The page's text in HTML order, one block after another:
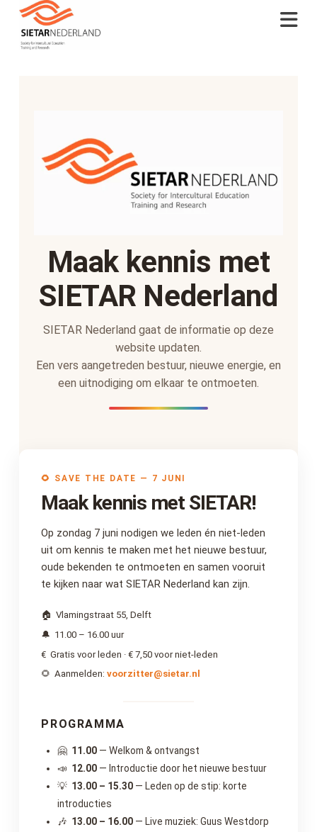
Maak kennis met
SIETAR Nederland
SIETAR Nederland gaat de informatie op deze
website updaten.
Een vers aangetreden bestuur, nieuwe energie, en
een uitnodiging om elkaar te ontmoeten.
🌻 SAVE THE DATE — 7 JUNI
Maak kennis met SIETAR!
Op zondag 7 juni nodigen we leden én niet-leden
uit om kennis te maken met het nieuwe bestuur,
oude bekenden te ontmoeten en samen vooruit
te kijken naar wat SIETAR Nederland kan zijn.
🏠 Vlamingstraat 55, Delft
🔔 11.00 – 16.00 uur
€ Gratis voor leden · € 7,50 voor niet-leden
🌻 Aanmelden:voorzitter@sietar.nl
PROGRAMMA
🤗 11.00 — Welkom & ontvangst
📣 12.00 — Introductie door het nieuwe bestuur
💡 13.00 – 15.30 — Leden op de stip: korte
introducties
🎶 13.00 – 16.00 — Live muziek: Guus Westdorp